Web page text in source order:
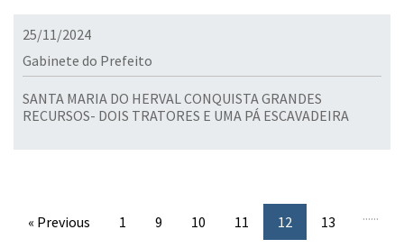
25/11/2024
Gabinete do Prefeito
SANTA MARIA DO HERVAL CONQUISTA GRANDES
RECURSOS- DOIS TRATORES E UMA PÁ ESCAVADEIRA
« Previous 1 ...
9 10 11 12
13
...